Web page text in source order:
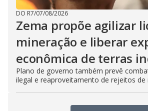
DO R7/07/08/2026
Zema propõe agilizar
mineração e liberar
econômica de terras
Plano de governo também prevê
ilegal e reaproveitamento de rejeitos de